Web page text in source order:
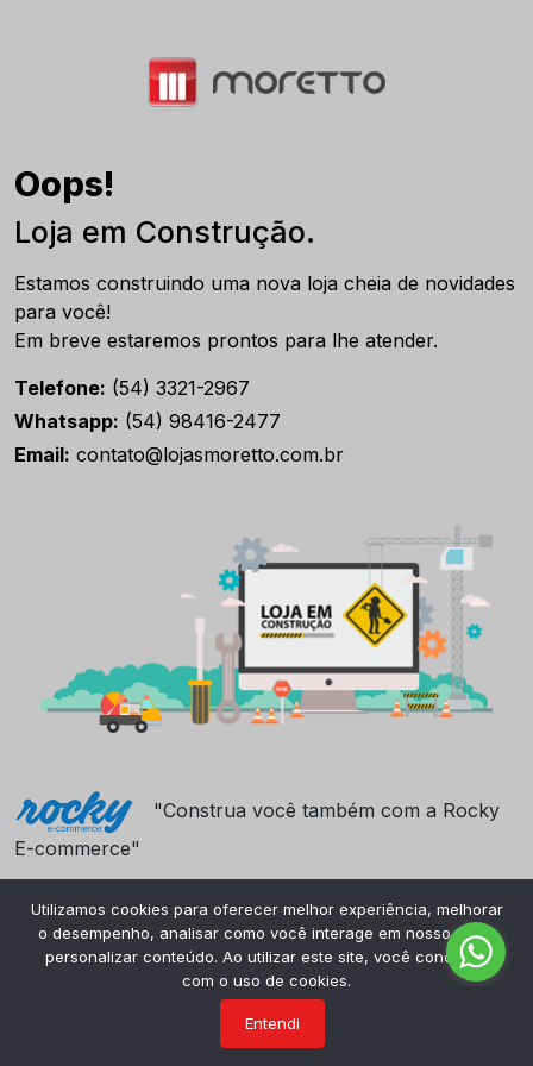
Oops!
Loja em Construção.
Estamos construindo uma nova loja cheia de novidades
para você!
Em breve estaremos prontos para lhe atender.
Telefone: (54) 3321-2967
Whatsapp: (54) 98416-2477
Email: contato@lojasmoretto.com.br
"Construa você também com a Rocky
E-commerce"
Utilizamos cookies para oferecer melhor experiência, melhorar
o desempenho, analisar como você interage em nosso site e
personalizar conteúdo. Ao utilizar este site, você concorda
com o uso de cookies.
Entendi